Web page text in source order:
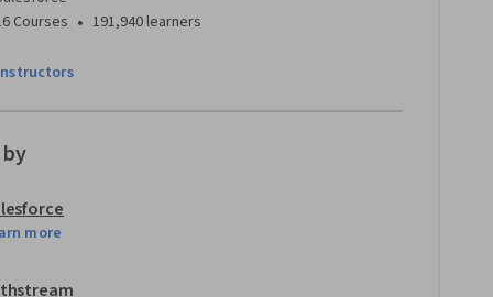
Courses • 191,940 learners
more